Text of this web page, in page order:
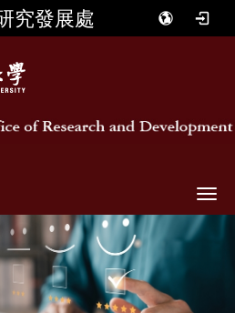
究發展處